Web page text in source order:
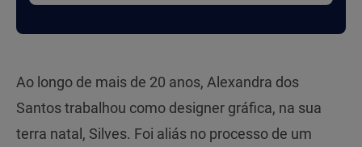
Ao longo de mais de 20 anos, Alexandra dos
Santos trabalhou como designer gráfica, na sua
terra natal, Silves. Foi aliás no processo de um